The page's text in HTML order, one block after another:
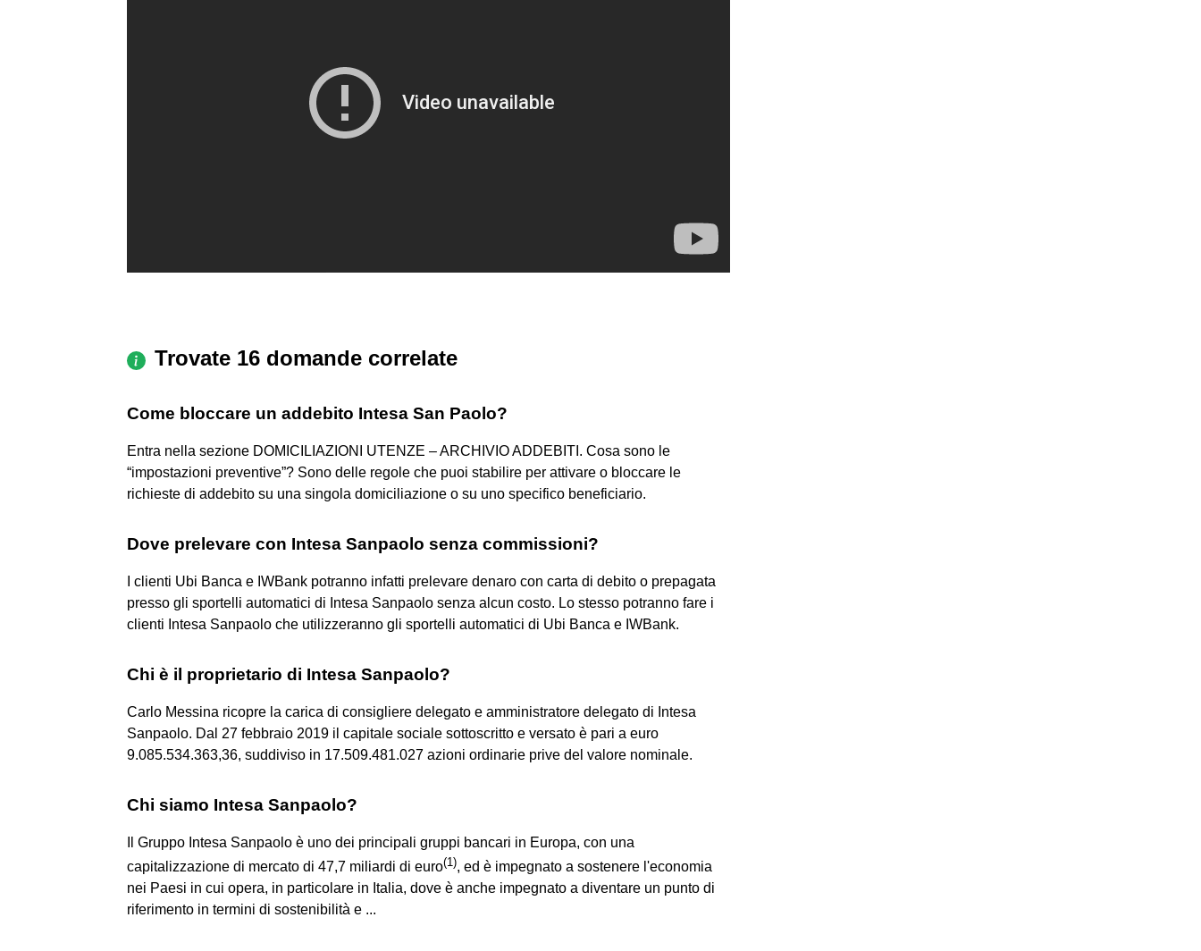
Trovate 16 domande correlate
Come bloccare un addebito Intesa San Paolo?
Entra nella sezione DOMICILIAZIONI UTENZE – ARCHIVIO ADDEBITI. Cosa sono le
“impostazioni preventive”? Sono delle regole che puoi stabilire per attivare o bloccare le
richieste di addebito su una singola domiciliazione o su uno specifico beneficiario.
Dove prelevare con Intesa Sanpaolo senza commissioni?
I clienti Ubi Banca e IWBank potranno infatti prelevare denaro con carta di debito o prepagata
presso gli sportelli automatici di Intesa Sanpaolo senza alcun costo. Lo stesso potranno fare i
clienti Intesa Sanpaolo che utilizzeranno gli sportelli automatici di Ubi Banca e IWBank.
Chi è il proprietario di Intesa Sanpaolo?
Carlo Messina ricopre la carica di consigliere delegato e amministratore delegato di Intesa
Sanpaolo. Dal 27 febbraio 2019 il capitale sociale sottoscritto e versato è pari a euro
9.085.534.363,36, suddiviso in 17.509.481.027 azioni ordinarie prive del valore nominale.
Chi siamo Intesa Sanpaolo?
Il Gruppo Intesa Sanpaolo è uno dei principali gruppi bancari in Europa, con una
capitalizzazione di mercato di 47,7 miliardi di euro(1), ed è impegnato a sostenere l'economia
nei Paesi in cui opera, in particolare in Italia, dove è anche impegnato a diventare un punto di
riferimento in termini di sostenibilità e ...